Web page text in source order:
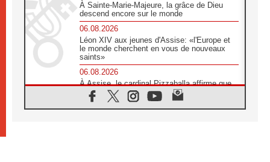
À Sainte-Marie-Majeure, la grâce de Dieu
descend encore sur le monde
06.08.2026
Léon XIV aux jeunes d'Assise: «l'Europe et
le monde cherchent en vous de nouveaux
saints»
06.08.2026
À Assise, le cardinal Pizzaballa affirme que
«les chrétiens veulent la paix»
06.08.2026